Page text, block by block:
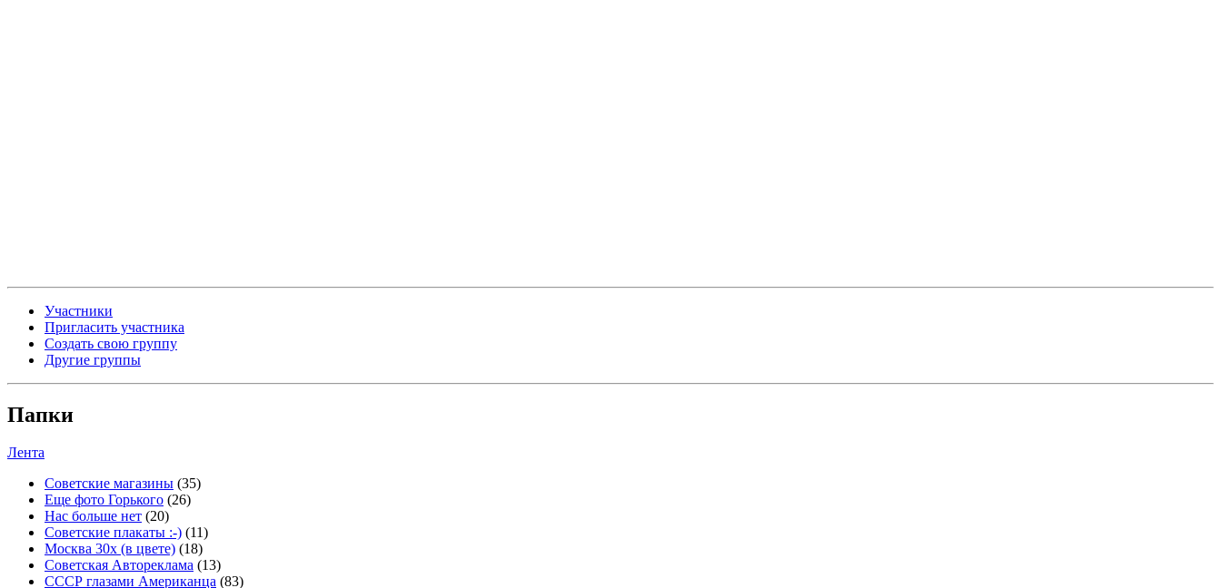
Участники
Пригласить участника
Создать свою группу
Другие группы
Папки
Лента
Советские магазины (35)
Еще фото Горького (26)
Нас больше нет (20)
Советские плакаты :-) (11)
Москва 30x (в цвете) (18)
Советская Автореклама (13)
СССР глазами Американца (83)